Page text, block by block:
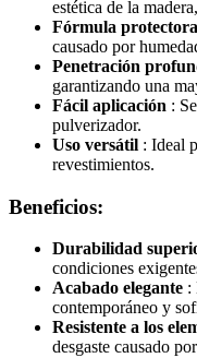
estética de la
Fórmula
causado por
Penetración
garantizando una
Fácil aplicación :
pulverizador.
Uso versátil : Ideal
revestimientos.
Beneficios:
Durabilidad
condiciones
Acabado elegante :
contemporáneo y
Resistente a los
desgaste causado